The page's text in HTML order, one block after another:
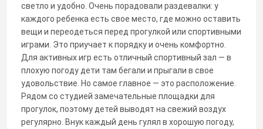
светло и удобно. Очень порадовали раздевалки: у
каждого ребенка есть свое место, где можно оставить
вещи и переодеться перед прогулкой или спортивными
играми. Это приучает к порядку и очень комфортно.
Для активных игр есть отличный спортивный зал — в
плохую погоду дети там бегали и прыгали в свое
удовольствие. Но самое главное — это расположение.
Рядом со студией замечательные площадки для
прогулок, поэтому детей выводят на свежий воздух
регулярно. Внук каждый день гулял в хорошую погоду,